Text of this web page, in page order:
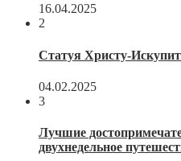
16.04.2025
2
Статуя Христу-
04.02.2025
3
Лучшие
двухнедельное